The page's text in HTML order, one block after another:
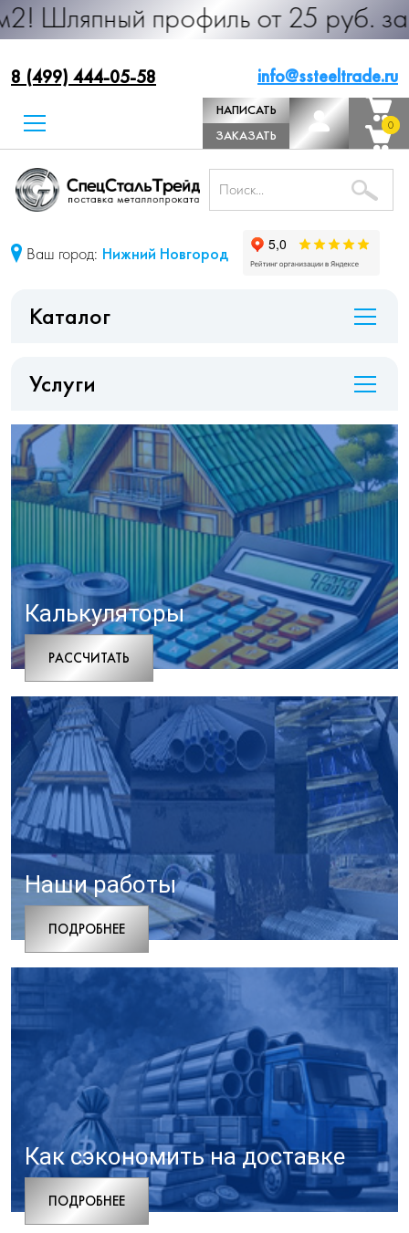
профиль от 25 руб. за м.п.
8 (499) 444-05-58 info@ssteeltrade.ru
НАПИСАТЬ
ДИРЕКТОРУ
ЗАКАЗАТЬ
ЗВОНОК
0
0
Ваш город: Нижний Новгород
Каталог
Услуги
Калькуляторы
РАCСЧИТАТЬ
Наши работы
ПОДРОБНЕЕ
Как сэкономить на доставке
ПОДРОБНЕЕ